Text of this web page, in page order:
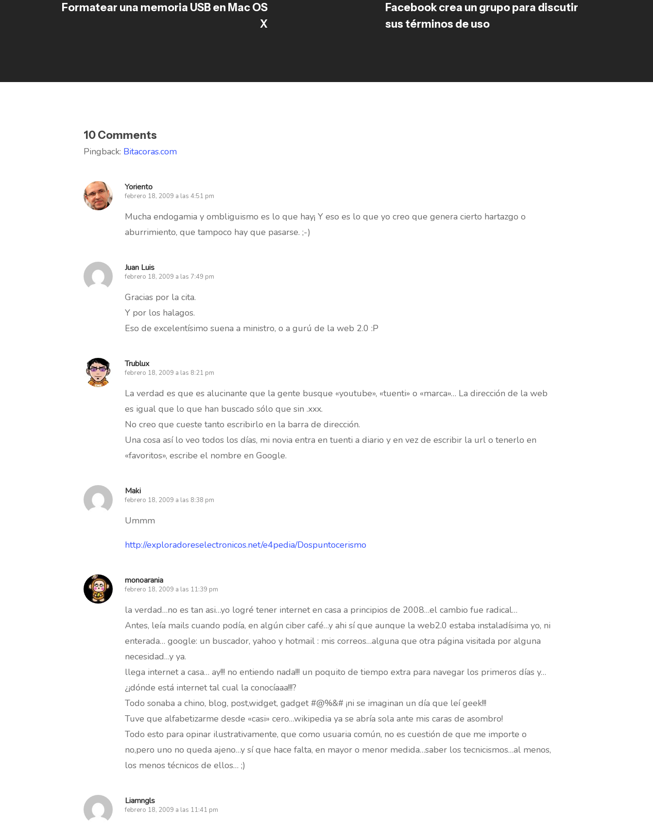
Formatear una memoria USB en Mac OS
X
Facebook crea un grupo para discutir
sus términos de uso
10 Comments
Pingback: Bitacoras.com
Yoriento
febrero 18, 2009 a las 4:51 pm
Mucha endogamia y ombliguismo es lo que hay¡ Y eso es lo que yo creo que genera cierto hartazgo o
aburrimiento, que tampoco hay que pasarse. ;-)
Juan Luis
febrero 18, 2009 a las 7:49 pm
Gracias por la cita.
Y por los halagos.
Eso de excelentísimo suena a ministro, o a gurú de la web 2.0 :P
Trublux
febrero 18, 2009 a las 8:21 pm
La verdad es que es alucinante que la gente busque «youtube», «tuenti» o «marca»… La dirección de la web
es igual que lo que han buscado sólo que sin .xxx.
No creo que cueste tanto escribirlo en la barra de dirección.
Una cosa así lo veo todos los días, mi novia entra en tuenti a diario y en vez de escribir la url o tenerlo en
«favoritos», escribe el nombre en Google.
Maki
febrero 18, 2009 a las 8:38 pm
Ummm
http://exploradoreselectronicos.net/e4pedia/Dospuntocerismo
monoarania
febrero 18, 2009 a las 11:39 pm
la verdad…no es tan asi…yo logré tener internet en casa a principios de 2008…el cambio fue radical…
Antes, leía mails cuando podía, en algún ciber café…y ahi sí que aunque la web2.0 estaba instaladísima yo, ni
enterada… google: un buscador, yahoo y hotmail : mis correos…alguna que otra página visitada por alguna
necesidad…y ya.
llega internet a casa… ay!!! no entiendo nada!!! un poquito de tiempo extra para navegar los primeros días y…
¿¡dónde está internet tal cual la conocíaaa!!!?
Todo sonaba a chino, blog, post,widget, gadget #@%&# ¡ni se imaginan un día que leí geek!!!
Tuve que alfabetizarme desde «casi» cero…wikipedia ya se abría sola ante mis caras de asombro!
Todo esto para opinar ilustrativamente, que como usuaria común, no es cuestión de que me importe o
no,pero uno no queda ajeno…y sí que hace falta, en mayor o menor medida…saber los tecnicismos…al menos,
los menos técnicos de ellos… ;)
Liamngls
febrero 18, 2009 a las 11:41 pm